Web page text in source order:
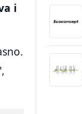
i